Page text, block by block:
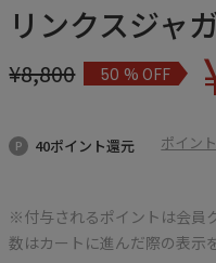
リンクスジャ
¥8,800 50% OFF
40ポイント還元 ポイン
※付与されるポイントは会員
数はカートに進んだ際の表示